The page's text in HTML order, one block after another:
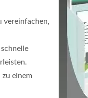
vereinfachen,
einem